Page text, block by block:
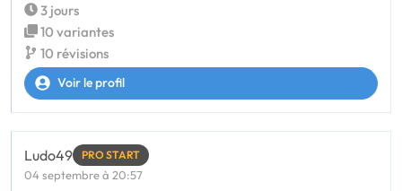
3 jours
10 variantes
10 révisions
Voir le profil
Ludo49 PRO START
04 septembre à 20:57